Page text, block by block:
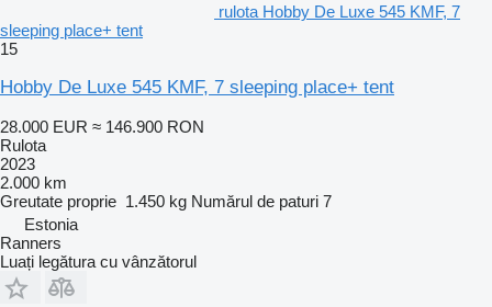
rulota Hobby De Luxe 545 KMF, 7
sleeping place+ tent
15
Hobby De Luxe 545 KMF, 7 sleeping place+ tent
28.000 EUR ≈ 146.900 RON
Rulota
2023
2.000 km
Greutate proprie 1.450 kg Numărul de paturi 7
Estonia
Ranners
Luați legătura cu vânzătorul